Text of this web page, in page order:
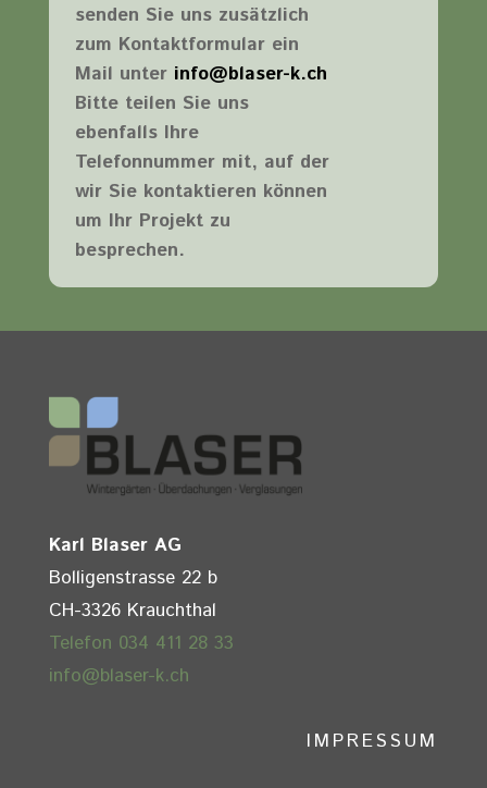
senden Sie uns zusätzlich
zum Kontaktformular ein
Mail unter info@blaser-k.ch
Bitte teilen Sie uns
ebenfalls Ihre
Telefonnummer mit, auf der
wir Sie kontaktieren können
um Ihr Projekt zu
besprechen.
Karl Blaser AG
Bolligenstrasse 22 b
CH-3326 Krauchthal
Telefon 034 411 28 33
info@blaser-k.ch
IMPRESSUM